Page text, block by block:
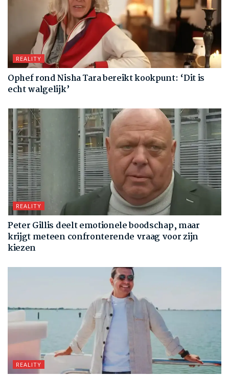
REALITY
Ophef rond Nisha Tara bereikt kookpunt: ‘Dit is
echt walgelijk’
REALITY
Peter Gillis deelt emotionele boodschap, maar
krijgt meteen confronterende vraag voor zijn
kiezen
REALITY